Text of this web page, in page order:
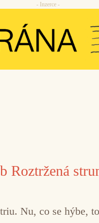
- Inzerce -
Roztržená
Nu, co se hýbe,